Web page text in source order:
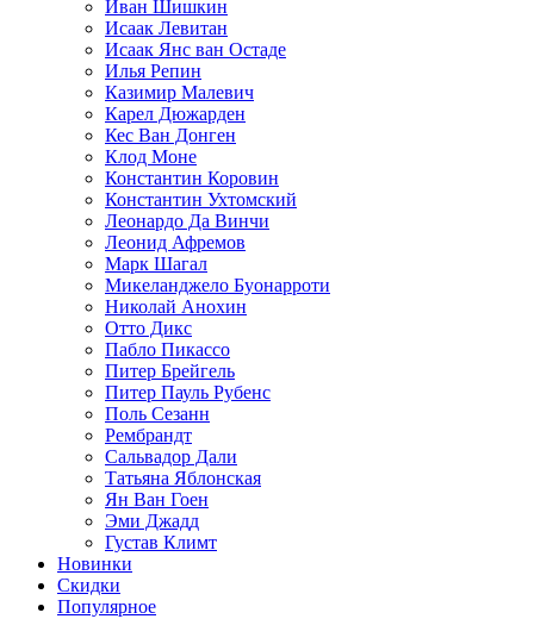
Иван Шишкин
Исаак Левитан
Исаак Янс ван Остаде
Илья Репин
Казимир Малевич
Карел Дюжарден
Кес Ван Донген
Клод Моне
Константин Коровин
Константин Ухтомский
Леонардо Да Винчи
Леонид Афремов
Марк Шагал
Микеланджело Буонарроти
Николай Анохин
Отто Дикс
Пабло Пикассо
Питер Брейгель
Питер Пауль Рубенс
Поль Сезанн
Рембрандт
Сальвадор Дали
Татьяна Яблонская
Ян Ван Гоен
Эми Джадд
Густав Климт
Новинки
Скидки
Популярное